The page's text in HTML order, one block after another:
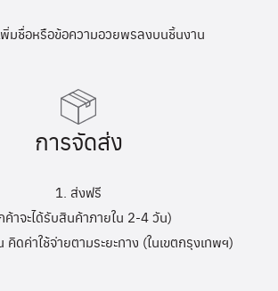
พิ่มชื่อหรือข้อความอวยพรลงบนชิ้นงาน
การจัดส่ง
1. ส่งฟรี
ค้าจะได้รับสินค้าภายใน 2-4 วัน)
ดค่าใช้จ่ายตามระยะทาง (ในเขตกรุงเทพฯ)